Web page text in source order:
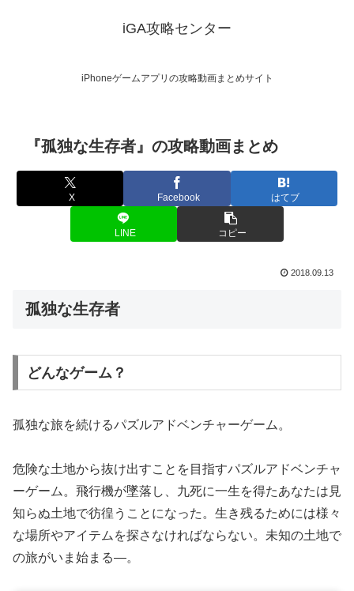
iGA攻略センター
iPhoneゲームアプリの攻略動画まとめサイト
『孤独な生存者』の攻略動画まとめ
X Facebook はてブ
LINE コピー
2018.09.13
孤独な生存者
どんなゲーム？
孤独な旅を続けるパズルアドベンチャーゲーム。
危険な土地から抜け出すことを目指すパズルアドベンチャ
ーゲーム。飛行機が墜落し、九死に一生を得たあなたは見
知らぬ土地で彷徨うことになった。生き残るためには様々
な場所やアイテムを探さなければならない。未知の土地で
の旅がいま始まる―。